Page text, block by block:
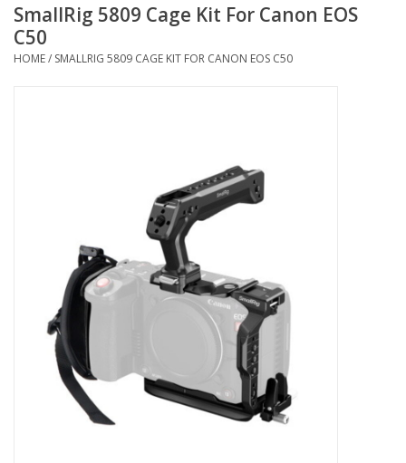
PROMO
Diensten
SmallRig 5809 Cage Kit For Canon EOS
C50
HOME/ SMALLRIG 5809 CAGE KIT FOR CANON EOS C50